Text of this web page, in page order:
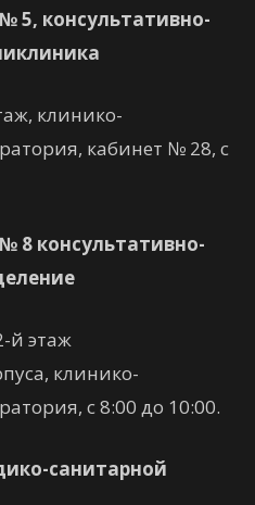
5, консультативно-
клинико-
кабинет № 28, с
8 консультативно-
й этаж
клинико-
с 8:00 до 10:00.
санитарной